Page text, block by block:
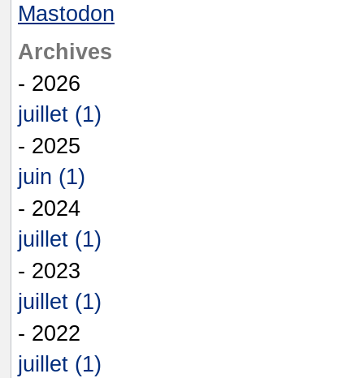
Mastodon
Archives
- 2026
juillet (1)
- 2025
juin (1)
- 2024
juillet (1)
- 2023
juillet (1)
- 2022
juillet (1)